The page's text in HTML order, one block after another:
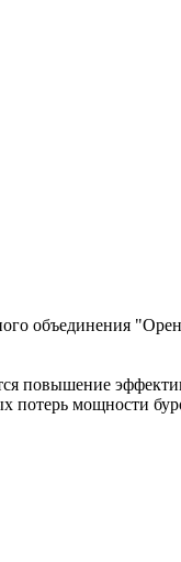
объединения
повышение
потерь мощности